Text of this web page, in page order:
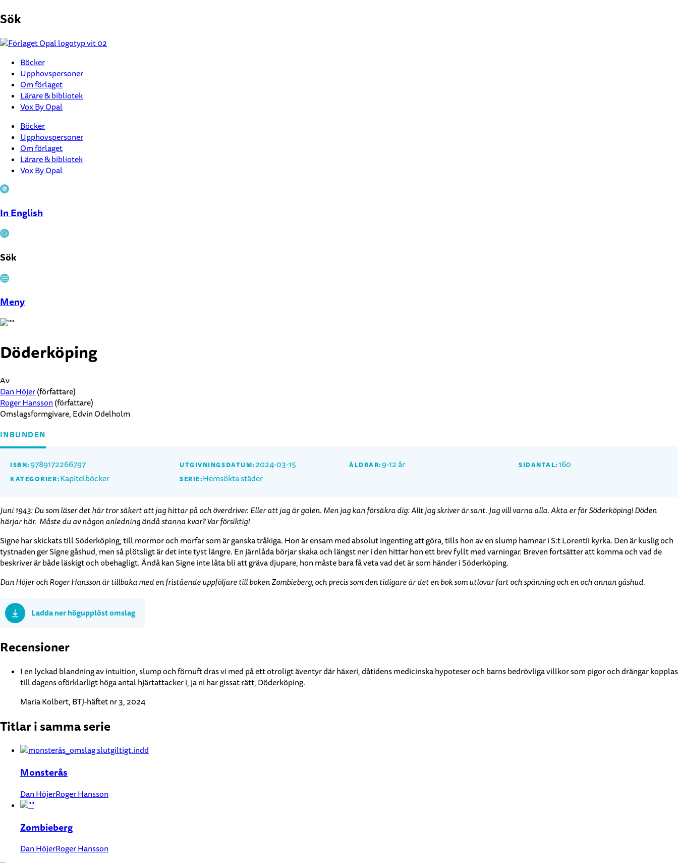
till
Sök
Böcker
Upphovspersoner
Om förlaget
Lärare & bibliotek
Vox By Opal
Böcker
Upphovspersoner
Om förlaget
Lärare & bibliotek
Vox By Opal
In English
Sök
Stäng
Meny
Döderköping
Av
Dan Höjer(författare)
Roger Hansson (författare)
Omslagsformgivare, Edvin Odelholm
INBUNDEN
ISBN:9789172266797 UTGIVNINGSDATUM: 2024-03-15 ÅLDRAR:9-12 år SIDANTAL:160
KATEGORIER:Kapitelböcker SERIE:Hemsökta städer
Juni 1943: Du som läser det här tror säkert att jag hittar på och överdriver. Eller att jag är galen. Men jag kan försäkra dig: Allt jag skriver är sant. Jag vill varna alla. Akta er för Söderköping! Döden
härjar här. Måste du av någon anledning ändå stanna kvar? Var försiktig!
Signe har skickats till Söderköping, till mormor och morfar som är ganska tråkiga. Hon är ensam med absolut ingenting att göra, tills hon av en slump hamnar i S:t Lorentii kyrka. Den är kuslig och
tystnaden ger Signe gåshud, men så plötsligt är det inte tyst längre. En järnlåda börjar skaka och längst ner i den hittar hon ett brev fyllt med varningar. Breven fortsätter att komma och vad de
beskriver är både läskigt och obehagligt. Ändå kan Signe inte låta bli att gräva djupare, hon måste bara få veta vad det är som händer i Söderköping.
Dan Höjer och Roger Hansson är tillbaka med en fristående uppföljare till boken Zombieberg, och precis som den tidigare är det en bok som utlovar fart och spänning och en och annan gåshud.
Ladda ner högupplöst omslag
Recensioner
I en lyckad blandning av intuition, slump och förnuft dras vi med på ett otroligt äventyr där häxeri, dåtidens medicinska hypoteser och barns bedrövliga villkor som pigor och drängar kopplas
till dagens oförklarligt höga antal hjärtattacker i, ja ni har gissat rätt, Döderköping.
Maria Kolbert, BTJ-häftet nr 3, 2024
Titlar i samma serie
Monsterås
Dan HöjerRoger Hansson
Zombieberg
Dan HöjerRoger Hansson